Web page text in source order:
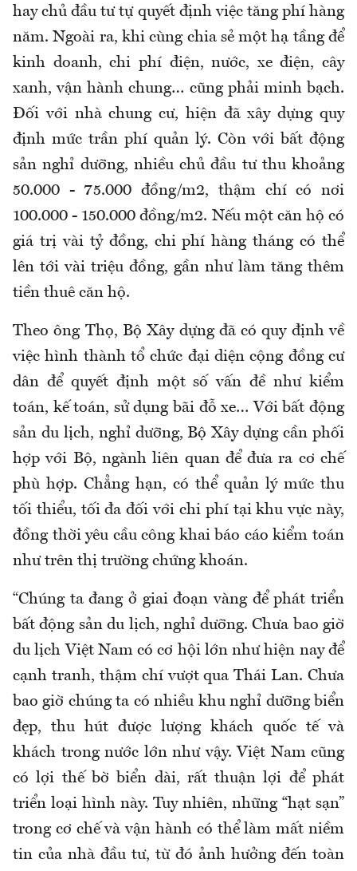
hay chủ đầu tư tự quyết định việc tăng phí hàng
năm. Ngoài ra, khi cùng chia sẻ một hạ tầng để
kinh doanh, chi phí điện, nước, xe điện, cây
xanh, vận hành chung… cũng phải minh bạch.
Đối với nhà chung cư, hiện đã xây dựng quy
định mức trần phí quản lý. Còn với bất động
sản nghỉ dưỡng, nhiều chủ đầu tư thu khoảng
50.000 - 75.000 đồng/m2, thậm chí có nơi
100.000 - 150.000 đồng/m2. Nếu một căn hộ có
giá trị vài tỷ đồng, chi phí hàng tháng có thể
lên tới vài triệu đồng, gần như làm tăng thêm
tiền thuê căn hộ.
Theo ông Thọ, Bộ Xây dựng đã có quy định về
việc hình thành tổ chức đại diện cộng đồng cư
dân để quyết định một số vấn đề như kiểm
toán, kế toán, sử dụng bãi đỗ xe… Với bất động
sản du lịch, nghỉ dưỡng, Bộ Xây dựng cần phối
hợp với Bộ, ngành liên quan để đưa ra cơ chế
phù hợp. Chẳng hạn, có thể quản lý mức thu
tối thiểu, tối đa đối với chi phí tại khu vực này,
đồng thời yêu cầu công khai báo cáo kiểm toán
như trên thị trường chứng khoán.
“Chúng ta đang ở giai đoạn vàng để phát triển
bất động sản du lịch, nghỉ dưỡng. Chưa bao giờ
du lịch Việt Nam có cơ hội lớn như hiện nay để
cạnh tranh, thậm chí vượt qua Thái Lan. Chưa
bao giờ chúng ta có nhiều khu nghỉ dưỡng biển
đẹp, thu hút được lượng khách quốc tế và
khách trong nước lớn như vậy. Việt Nam cũng
có lợi thế bờ biển dài, rất thuận lợi để phát
triển loại hình này. Tuy nhiên, những “hạt sạn”
trong cơ chế và vận hành có thể làm mất niềm
tin của nhà đầu tư, từ đó ảnh hưởng đến toàn